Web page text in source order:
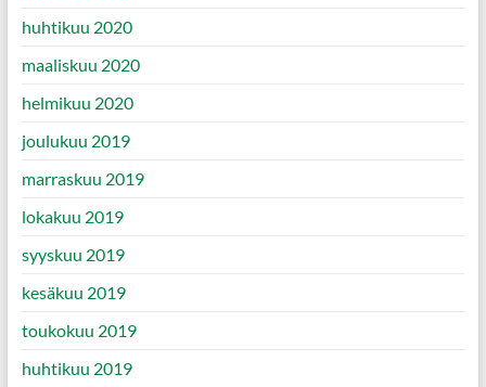
huhtikuu 2020
maaliskuu 2020
helmikuu 2020
joulukuu 2019
marraskuu 2019
lokakuu 2019
syyskuu 2019
kesäkuu 2019
toukokuu 2019
huhtikuu 2019